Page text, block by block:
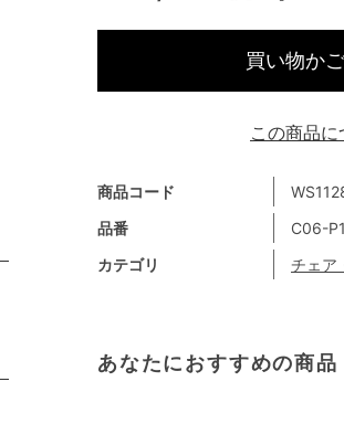
商品コード
品番
C06-
カテゴリ
チェア
買い物か
あなたにおすすめの商品
この商品